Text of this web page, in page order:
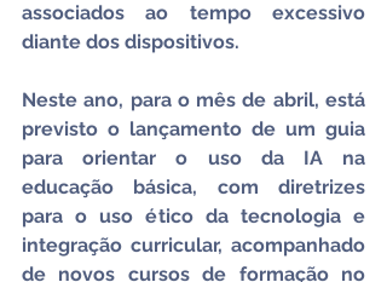
associados ao tempo excessivo
diante dos dispositivos.
Neste ano, para o mês de abril, está
previsto o lançamento de um guia
para orientar o uso da IA na
educação básica, com diretrizes
para o uso ético da tecnologia e
integração curricular, acompanhado
de novos cursos de formação no